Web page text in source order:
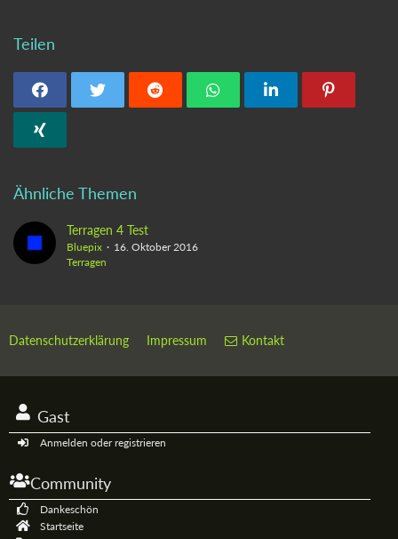
Teilen
Ähnliche Themen
Terragen 4 Test
Bluepix
16. Oktober 2016
Terragen
Datenschutzerklärung Impressum Kontakt
Gast
Anmelden oder registrieren
Community
Dankeschön
Startseite